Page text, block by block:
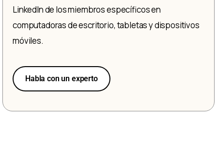
LinkedIn de los miembros específicos en
computadoras de escritorio, tabletas y dispositivos
móviles.
Habla con un experto